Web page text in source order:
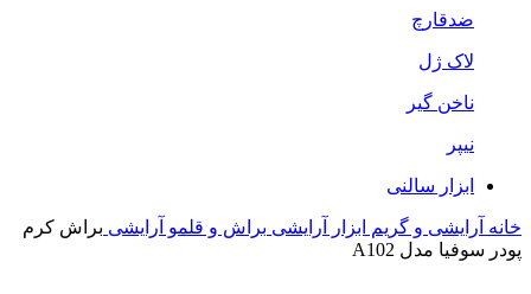
ضدقارچ
لاک ژل
ناخن گیر
نیپر
ابزار سالنی
خانه آرایشی و گریم ابزار آرایشی براش و قلمو آرایشی براش کرم
پودر سوفیا مدل A102